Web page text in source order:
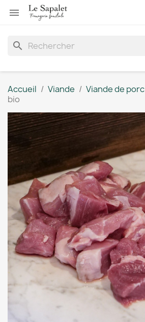

search
Accueil Viande Viande de porc
bio